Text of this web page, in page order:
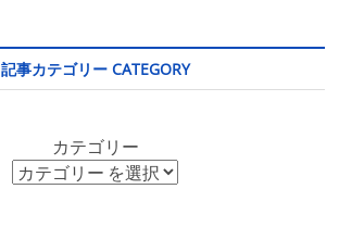
記事カテゴリー CATEGORY
カテゴリー